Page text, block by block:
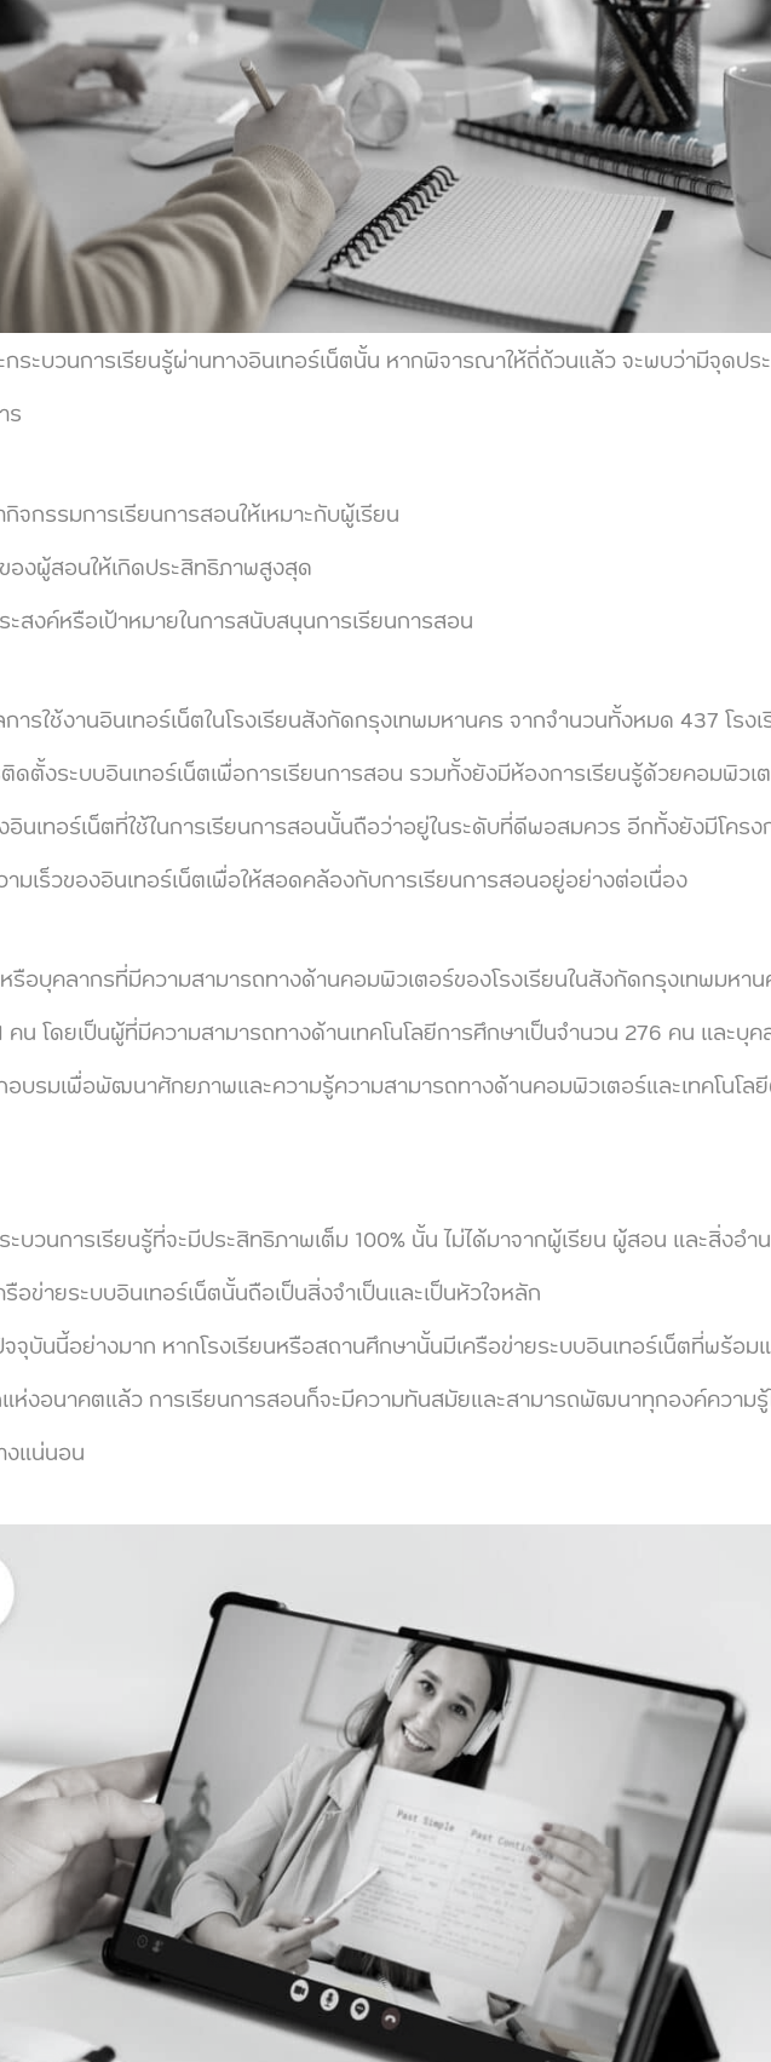
วนการเรียนรู้ผ่านทางอินเทอร์เน็ตนั้น หากพิจารณาให้ถี่ถ้วนแล้ว จะพบว่ามีจุดปร
ร
รมการเรียนการสอนให้เหมาะกับผู้เรียน
สอนให้เกิดประสิทธิภาพสูงสุด
หรือเป้าหมายในการสนับสนุนการเรียนการสอน
งานอินเทอร์เน็ตในโรงเรียนสังกัดกรุงเทพมหานคร จากจำนวนทั้งหมด 437 โรงเ
ติดตั้งระบบอินเทอร์เน็ตเพื่อการเรียนการสอน รวมทั้งยังมีห้องการเรียนรู้ด้วยคอมพิวเ
อินเทอร์เน็ตที่ใช้ในการเรียนการสอนนั้นถือว่าอยู่ในระดับที่ดีพอสมควร อีกทั้งยังมีโครง
เร็วของอินเทอร์เน็ตเพื่อให้สอดคล้องกับการเรียนการสอนอยู่อย่างต่อเนื่อง
ลากรที่มีความสามารถทางด้านคอมพิวเตอร์ของโรงเรียนในสังกัดกรุงเทพมหาน
น โดยเป็นผู้ที่มีความสามารถทางด้านเทคโนโลยีการศึกษาเป็นจำนวน 276 คน และบุค
อบรมเพื่อพัฒนาศักยภาพและความรู้ความสามารถทางด้านคอมพิวเตอร์และเทคโนโล
การเรียนรู้ที่จะมีประสิทธิภาพเต็ม 100% นั้น ไม่ได้มาจากผู้เรียน ผู้สอน และสิ่งอำ
อข่ายระบบอินเทอร์เน็ตนั้นถือเป็นสิ่งจำเป็นและเป็นหัวใจหลัก
บันนี้อย่างมาก หากโรงเรียนหรือสถานศึกษานั้นมีเครือข่ายระบบอินเทอร์เน็ตที่พร้อม
ห่งอนาคตแล้ว การเรียนการสอนก็จะมีความทันสมัยและสามารถพัฒนาทุกองค์ความ
งแน่นอน